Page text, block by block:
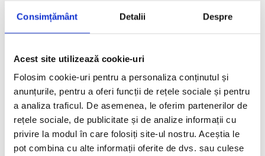
Consimțământ Detalii Despre
Acest site utilizează cookie-uri
Folosim cookie-uri pentru a personaliza conținutul și
anunțurile, pentru a oferi funcții de rețele sociale și pentru
a analiza traficul. De asemenea, le oferim partenerilor de
rețele sociale, de publicitate și de analize informații cu
privire la modul în care folosiți site-ul nostru. Aceștia le
pot combina cu alte informații oferite de dvs. sau culese
Rezerva
Descriere hotel
Hotelul Oasis Hotel & Spa 4*se afla in centrul orasului Agadir,
la 200 de metri de mare si apartine brandului hotelier Tulip Inn.
Facilitati hotel
Camere hotel